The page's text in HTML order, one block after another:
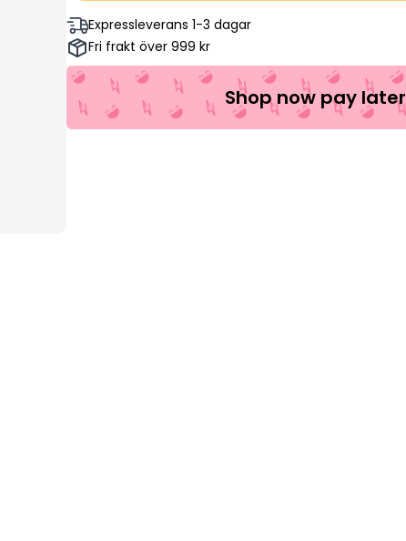
Expressleverans 1-3 dagar
Fri frakt över 999 kr
Shop now pay later